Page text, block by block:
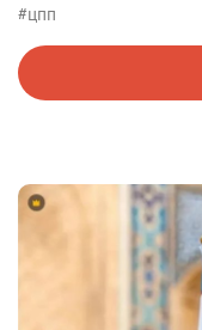
#цпп